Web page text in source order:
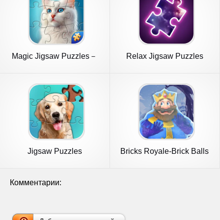
Magic Jigsaw Puzzles－
Relax Jigsaw Puzzles
Jigsaw Puzzles
Bricks Royale-Brick Balls
Комментарии: